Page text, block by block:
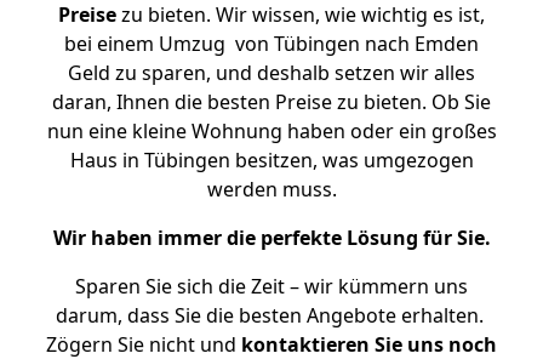
Preisezu bieten. Wir wissen, wie wichtig es ist,
bei einem Umzug von Tübingen nach Emden
Geld zu sparen, und deshalb setzen wir alles
daran, Ihnen die besten Preise zu bieten. Ob Sie
nun eine kleine Wohnung haben oder ein großes
Haus in Tübingen besitzen, was umgezogen
werden muss.
Wir haben immer die perfekte Lösung für Sie.
Sparen Sie sich die Zeit – wir kümmern uns
darum, dass Sie die besten Angebote erhalten.
Zögern Sie nicht und kontaktieren Sie uns noch